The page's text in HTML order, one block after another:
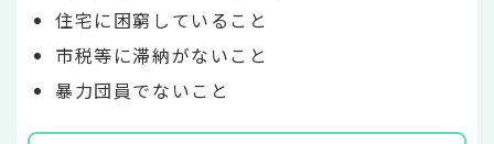
住宅に困窮していること
市税等に滞納がないこと
暴力団員でないこと